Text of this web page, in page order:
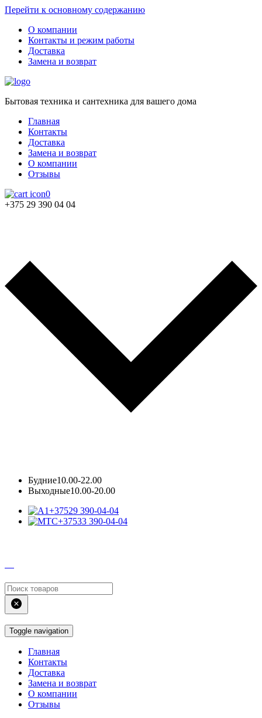
Перейти к основному содержанию
О компании
Контакты и режим работы
Доставка
Замена и возврат
Бытовая техника и сантехника для вашего дома
Главная
Контакты
Доставка
Замена и возврат
О компании
Отзывы
0
+375 29 390 04 04
Будние10.00-22.00
Выходные10.00-20.00
+37529 390-04-04
+37533 390-04-04
Toggle navigation
Главная
Контакты
Доставка
Замена и возврат
О компании
Отзывы